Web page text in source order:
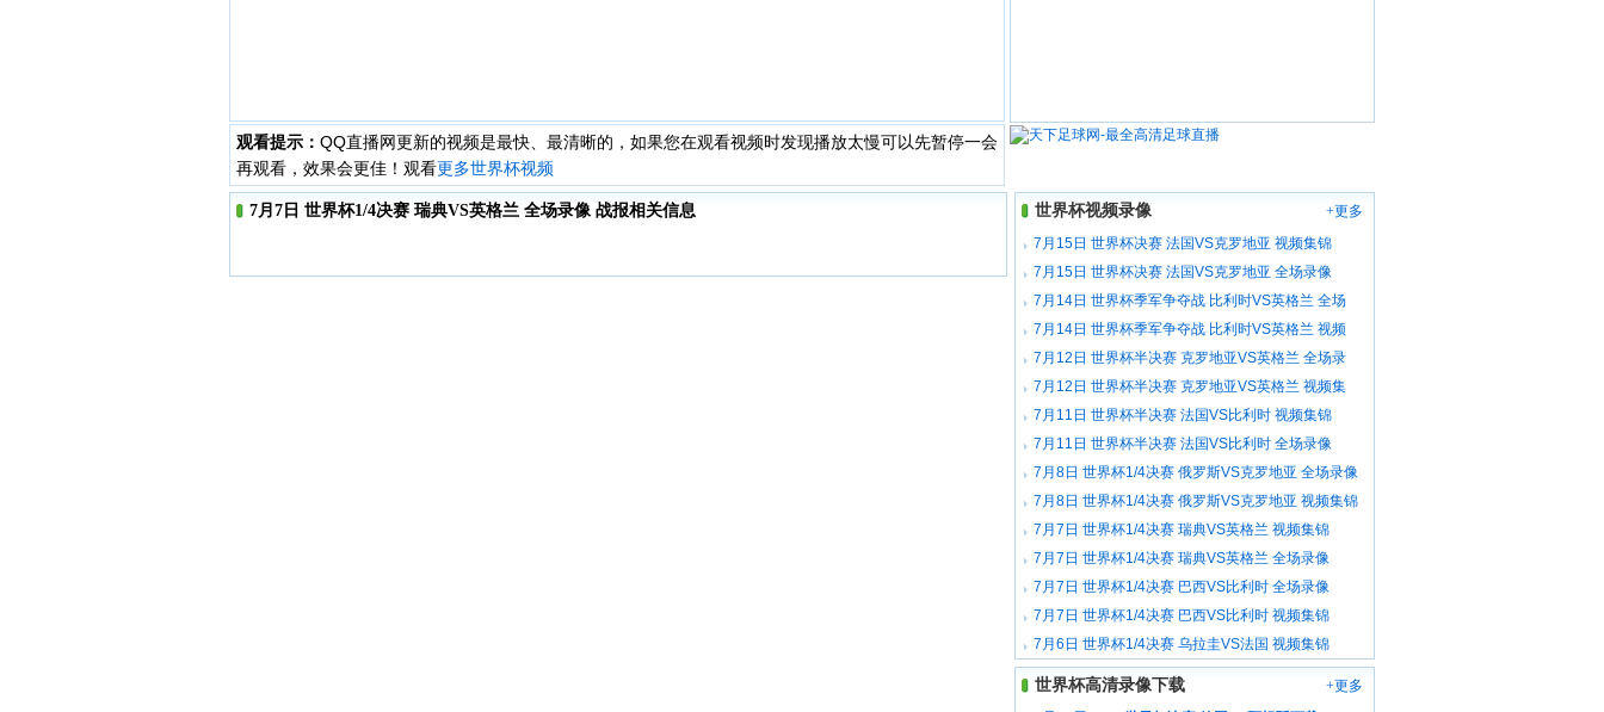
观看提示： QQ直播网更新的视频是最快、最清晰的，如果您在观看视频时发现播放太慢可以先暂停一会
再观看，效果会更佳！观看更多世界杯视频
7月7日 世界杯1/4决赛 瑞典VS英格兰 全场录像 战报相关信息 世界杯视频录像
+更多
7月15日 世界杯决赛 法国VS克罗地亚 视频集锦
7月15日 世界杯决赛 法国VS克罗地亚 全场录像
7月14日 世界杯季军争夺战 比利时VS英格兰 全场
录像
7月14日 世界杯季军争夺战 比利时VS英格兰 视频
集锦
7月12日 世界杯半决赛 克罗地亚VS英格兰 全场录
像7月12日 世界杯半决赛 克罗地亚VS英格兰 视频集
锦7月11日 世界杯半决赛 法国VS比利时 视频集锦
7月11日 世界杯半决赛 法国VS比利时 全场录像
7月8日 世界杯1/4决赛 俄罗斯VS克罗地亚 全场录像
7月8日 世界杯1/4决赛 俄罗斯VS克罗地亚 视频集锦
7月7日 世界杯1/4决赛 瑞典VS英格兰 视频集锦
7月7日 世界杯1/4决赛 瑞典VS英格兰 全场录像
7月7日 世界杯1/4决赛 巴西VS比利时 全场录像
7月7日 世界杯1/4决赛 巴西VS比利时 视频集锦
7月6日 世界杯1/4决赛 乌拉圭VS法国 视频集锦
世界杯高清录像下载
+更多